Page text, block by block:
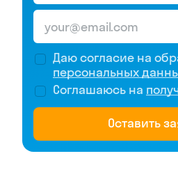
Даю согласие на
персональных
Соглашаюсь на
Оставить